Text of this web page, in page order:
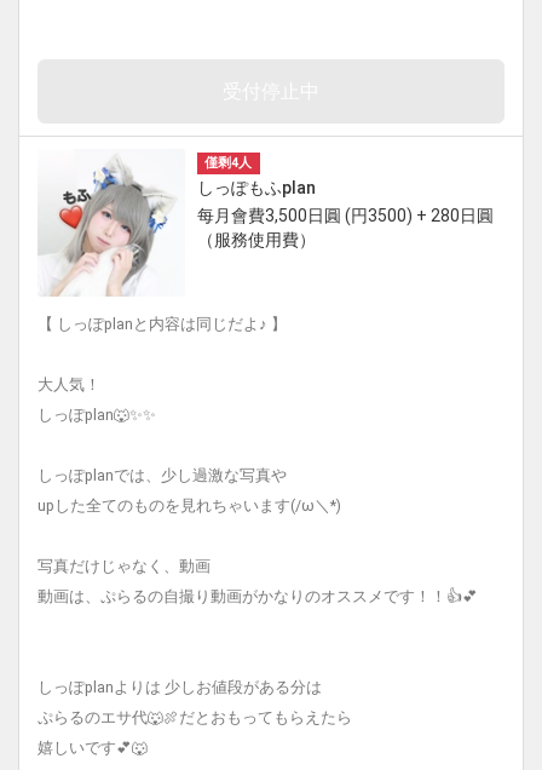
僅剩4人
しっぽもふplan
每月會費3,500日圓 (円3500) + 280日圓
（服務使用費）
【 しっぽplanと内容は同じだよ♪ 】
大人気！
しっぽplan🐺✨✨
しっぽplanでは、少し過激な写真や
upした全てのものを見れちゃいます(/ω＼*)
写真だけじゃなく、動画
動画は、ぷらるの自撮り動画がかなりのオススメです！！👍💕
しっぽplanよりは 少しお値段がある分は
ぷらるのエサ代🐺🍖だとおもってもらえたら
嬉しいです💕🐺